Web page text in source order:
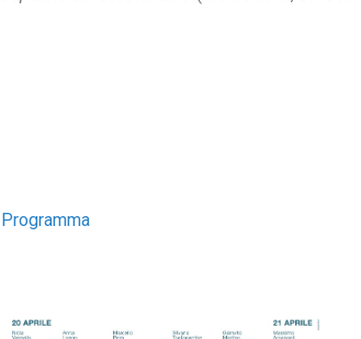
Programma